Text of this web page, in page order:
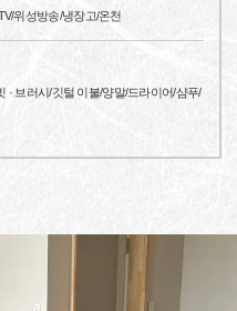
위성방송/냉장고/온천
· 브러시/깃털 이불/양말/드라이어/샴푸/